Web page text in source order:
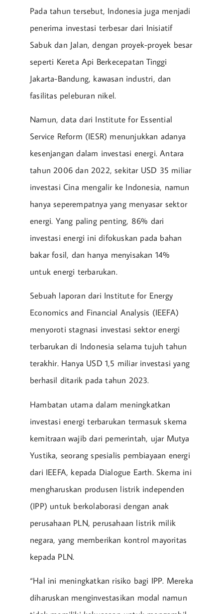
Pada tahun tersebut, Indonesia juga menjadi
penerima investasi terbesar dari Inisiatif
Sabuk dan Jalan, dengan proyek-proyek besar
seperti Kereta Api Berkecepatan Tinggi
Jakarta-Bandung, kawasan industri, dan
fasilitas peleburan nikel.
Namun, data dari Institute for Essential
Service Reform (IESR) menunjukkan adanya
kesenjangan dalam investasi energi. Antara
tahun 2006 dan 2022, sekitar USD 35 miliar
investasi Cina mengalir ke Indonesia, namun
hanya seperempatnya yang menyasar sektor
energi. Yang paling penting, 86% dari
investasi energi ini difokuskan pada bahan
bakar fosil, dan hanya menyisakan 14%
untuk energi terbarukan.
Sebuah laporan dari Institute for Energy
Economics and Financial Analysis (IEEFA)
menyoroti stagnasi investasi sektor energi
terbarukan di Indonesia selama tujuh tahun
terakhir. Hanya USD 1,5 miliar investasi yang
berhasil ditarik pada tahun 2023.
Hambatan utama dalam meningkatkan
investasi energi terbarukan termasuk skema
kemitraan wajib dari pemerintah, ujar Mutya
Yustika, seorang spesialis pembiayaan energi
dari IEEFA, kepada Dialogue Earth. Skema ini
mengharuskan produsen listrik independen
(IPP) untuk berkolaborasi dengan anak
perusahaan PLN, perusahaan listrik milik
negara, yang memberikan kontrol mayoritas
kepada PLN.
“Hal ini meningkatkan risiko bagi IPP. Mereka
diharuskan menginvestasikan modal namun